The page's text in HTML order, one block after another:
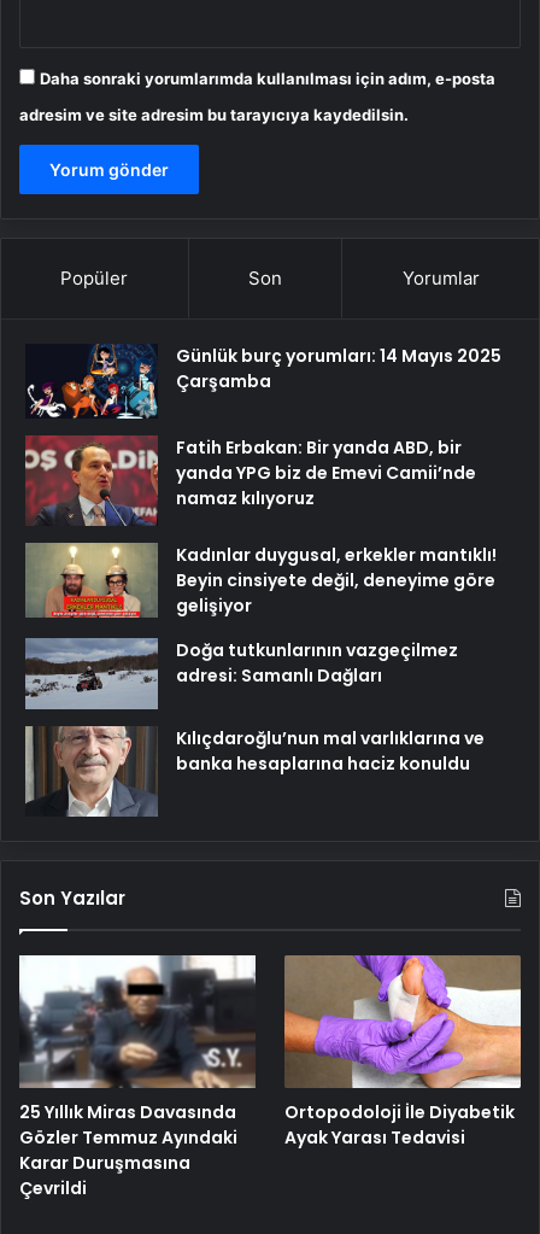
Daha sonraki yorumlarımda kullanılması için adım, e-posta
adresim ve site adresim bu tarayıcıya kaydedilsin.
Popüler Son Yorumlar
Günlük burç yorumları: 14 Mayıs 2025
Çarşamba
Fatih Erbakan: Bir yanda ABD, bir
yanda YPG biz de Emevi Camii’nde
namaz kılıyoruz
Kadınlar duygusal, erkekler mantıklı!
Beyin cinsiyete değil, deneyime göre
gelişiyor
Doğa tutkunlarının vazgeçilmez
adresi: Samanlı Dağları
Kılıçdaroğlu’nun mal varlıklarına ve
banka hesaplarına haciz konuldu
Son Yazılar
25 Yıllık Miras Davasında
Gözler Temmuz Ayındaki
Karar Duruşmasına
Çevrildi
Ortopodoloji İle Diyabetik
Ayak Yarası Tedavisi